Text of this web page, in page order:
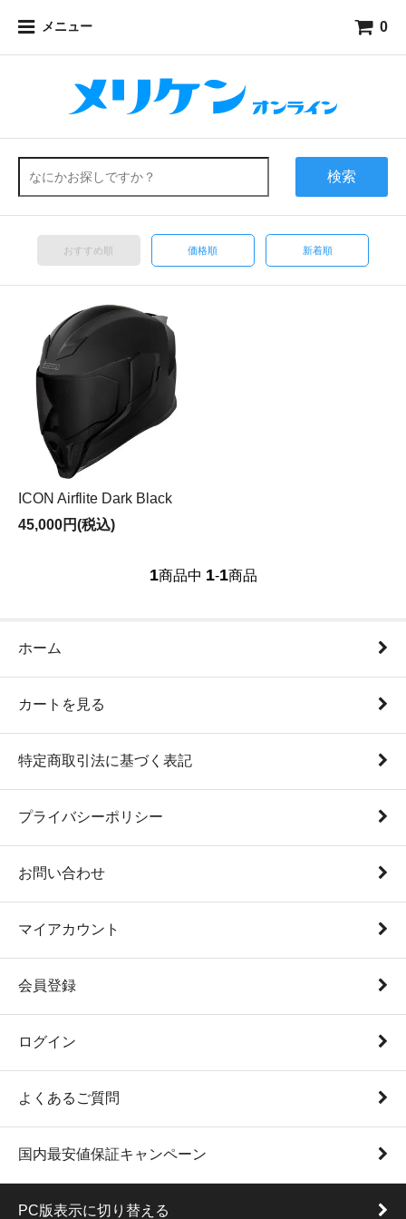
メニュー 0
検索
おすすめ順 価格順 新着順
ICON Airflite Dark Black
45,000円(税込)
1商品中 1-1商品
ホーム
カートを見る
特定商取引法に基づく表記
プライバシーポリシー
お問い合わせ
マイアカウント
会員登録
ログイン
よくあるご質問
国内最安値保証キャンペーン
PC版表示に切り替える